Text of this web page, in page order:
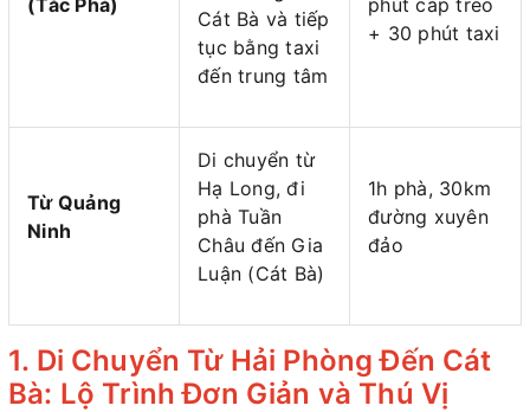
Cát Bà và tiếp
tục bằng taxi
đến trung tâm
+ 30 phút taxi
Từ Quảng
Ninh
Di chuyển từ
Hạ Long, đi
phà Tuần
Châu đến Gia
Luận (Cát Bà)
1h phà, 30km
đường xuyên
đảo
1. Di Chuyển Từ Hải Phòng Đến Cát
Bà: Lộ Trình Đơn Giản và Thú Vị